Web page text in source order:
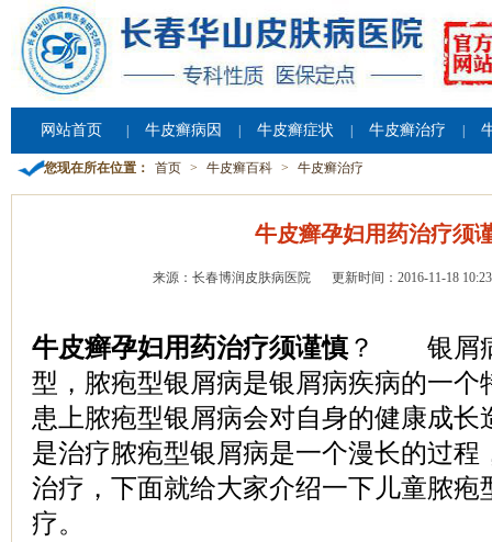
网站首页 牛皮癣病因 牛皮癣症状 牛皮癣治疗
您现在所在位置： 首页 > 牛皮癣百科 > 牛皮癣治疗
牛皮癣孕妇用药治疗须
来源：长春博润皮肤病医院 更新时间：2016-11-18
牛皮癣孕妇用药治疗须谨慎？ 银屑病
型，脓疱型银屑病是银屑病疾病的一个
患上脓疱型银屑病会对自身的健康成长
是治疗脓疱型银屑病是一个漫长的过程
治疗，下面就给大家介绍一下儿童脓疱
疗。